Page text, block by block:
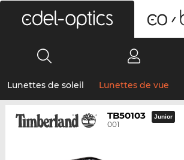
Lunettes de soleil Lunettes de vue
TB50103
001
Junior